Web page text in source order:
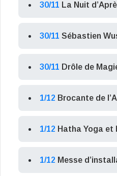
30/11 La Nuit
30/11 Sébastien
30/11 Drôle de
1/12 Brocante de
1/12 Hatha Yoga et
1/12 Messe